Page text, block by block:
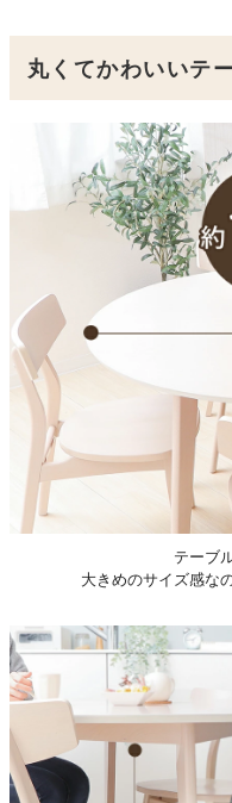
丸くてかわいいテ
テーブ
大きめのサイズ感な